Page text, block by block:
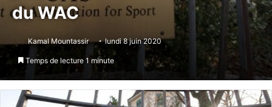
du WAC
Kamal Mountassir lundi 8 juin 2020
Temps de lecture 1 minute